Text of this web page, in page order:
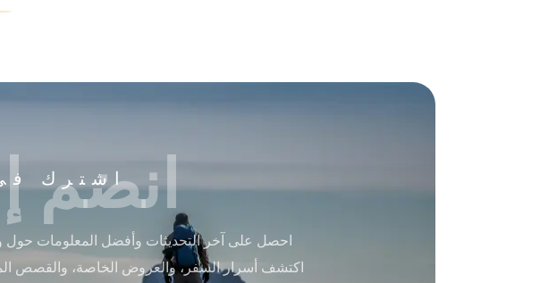
اشترك في
انضم
احصل على آخر التحديثات وأفضل المعلومات حول
اكتشف أسرار السفر، والعروض الخاصة، والقصص